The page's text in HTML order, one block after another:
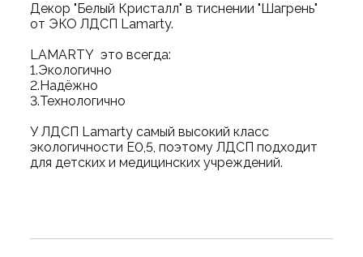
Декор "Белый Кристалл" в тиснении "Шагрень"
от ЭКО ЛДСП Lamarty.
LAMARTY это всегда:
1.Экологично
2.Надёжно
3.Технологично
У ЛДСП Lamarty самый высокий класс
экологичности Е0,5, поэтому ЛДСП подходит
для детских и медицинских учреждений.